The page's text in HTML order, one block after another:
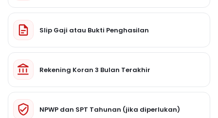
Slip Gaji atau Bukti Penghasilan
Rekening Koran 3 Bulan Terakhir
NPWP dan SPT Tahunan (jika diperlukan)